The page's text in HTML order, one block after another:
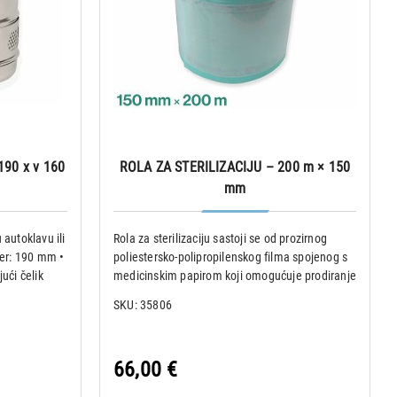
x v 160
autoklavu ili
190 mm •
čelik
ROLA ZA STERILIZACIJU – 200 m × 150
mm
Rola za sterilizaciju sastoji se od prozirnog
poliestersko-polipropilenskog filma spojenog s
medicinskim papirom koji omogućuje prodiranje
pokazatelji pare i plina pokazuju jasne
SKU: 35806
66,00 €